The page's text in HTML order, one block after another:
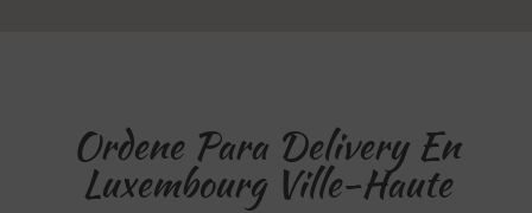
Ordene Para Delivery En
Luxembourg Ville-Haute